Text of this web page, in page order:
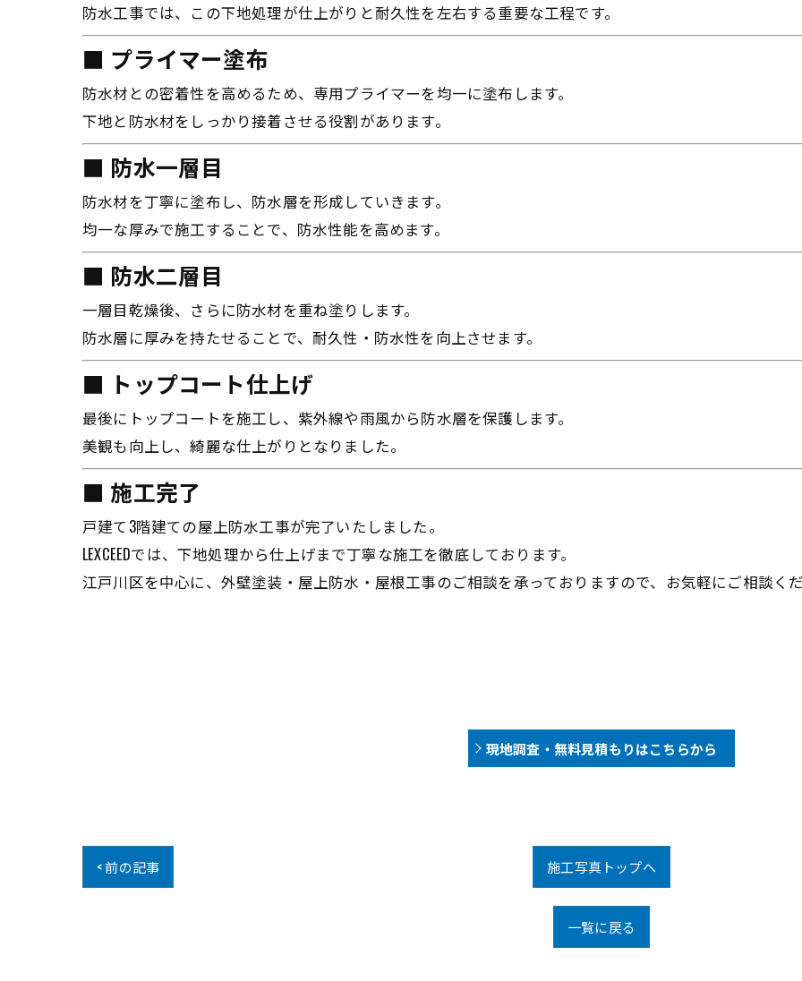
防水工事では、この下地処理が仕上がりと耐久性を左右する重要な工程です。
■ プライマー塗布
防水材との密着性を高めるため、専用プライマーを均一に塗布します。
下地と防水材をしっかり接着させる役割があります。
■ 防水一層目
防水材を丁寧に塗布し、防水層を形成していきます。
均一な厚みで施工することで、防水性能を高めます。
■ 防水二層目
一層目乾燥後、さらに防水材を重ね塗りします。
防水層に厚みを持たせることで、耐久性・防水性を向上させます。
■ トップコート仕上げ
最後にトップコートを施工し、紫外線や雨風から防水層を保護します。
美観も向上し、綺麗な仕上がりとなりました。
■ 施工完了
戸建て3階建ての屋上防水工事が完了いたしました。
LEXCEEDでは、下地処理から仕上げまで丁寧な施工を徹底しております。
江戸川区を中心に、外壁塗装・屋上防水・屋根工事のご相談を承っておりますので、お気軽にご相談く
現地調査・無料見積もりはこちらから
< 前の記事 施工写真トップへ
一覧に戻る